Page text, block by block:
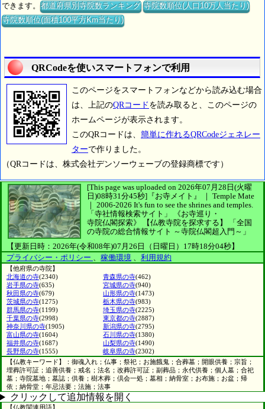
できます。都道府県別寺院数ランキング 寺院数順位(人口10万人当たり)
寺院数順位(面積100平方Km当たり)
QRCodeを使いスマートフォンで利用
このページをスマートフォンなどから読み込む場合
は、上記のQRコード を読み取ると、このページの
ホームページが表示されます。
このQRコードは、 簡単に作れるQRCodeジェネレー
ターで作りました。
（QRコードは、株式会社デンソーウェーブの登録商標です）
[This page was uploaded on 2026年07月28日(火曜
日)08時31分45秒] 『お寺メイト』 ｜ Temple Mate
｜ 2006-2026 It's fun to see the shrines and temples.
「寺社情報検索サイト」
《お寺巡り・
寺院仏閣探索》
【仏教寺院を探求する】
「全国
の寺院の総合情報サイト ～寺院仏閣超入門～」
【更新日時：2026年(令和08年)07月26日（日曜日）17時18分04秒】
プライバシー・ポリシー 、 稼働環境 、 利用規約
【他府県の寺院】
北海道の寺(2340) 青森県の寺(462)
岩手県の寺(635) 宮城県の寺(940)
秋田県の寺(679) 山形県の寺(1473)
茨城県の寺(1275) 栃木県の寺(983)
群馬県の寺(1199) 埼玉県の寺(2225)
千葉県の寺(2998) 東京都の寺(2887)
神奈川県の寺(1905) 新潟県の寺(2795)
富山県の寺(1604) 石川県の寺(1380)
福井県の寺(1687) 山梨県の寺(1490)
長野県の寺(1555) 岐阜県の寺(2302)
【仏教キーワード】：御魂入れ；仏事；祭祀；お施餓鬼；合葬墓；開眼供養；宗旨；
埋葬許可証；追善供養；戒名；法名；改葬許可証；副葬品；永代供養；個人墓；合祀
墓；寺院墓地；墓誌；供養；樹木葬；倶会一処；墓相；納骨室；お布施；お盆；帰
依；納骨堂；年忌法要；法施；法事
クリックして追加情報を開く
【仏教関連用語】